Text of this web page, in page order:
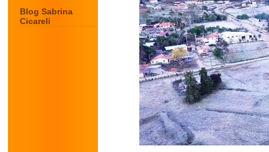
Blog Sabrina
Cicareli